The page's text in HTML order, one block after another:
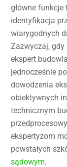
główne
identyfikacja
wiarygodnych
Zazwyczaj,
ekspert
jednocześnie
dowodzenia
obiektywnych
technicznym
ekspertyzom
powstałych
sądowym.